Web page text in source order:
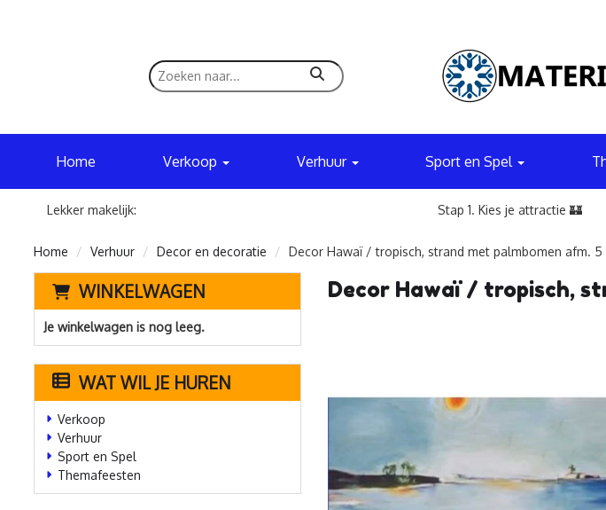
zoeken
Home Verkoop Verhuur Sport en Spel
Lekker makelijk: Stap 1. Kies je attractie 🏰
Home Verhuur Decor en decoratie Decor Hawaï / tropisch, strand met palmbomen afm. 5
WINKELWAGEN
Je winkelwagen is nog leeg.
WAT WIL JE HUREN
Verkoop
Verhuur
Sport en Spel
Themafeesten
Decor Hawaï / tropisch,